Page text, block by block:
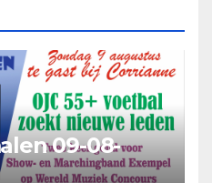
09-08-